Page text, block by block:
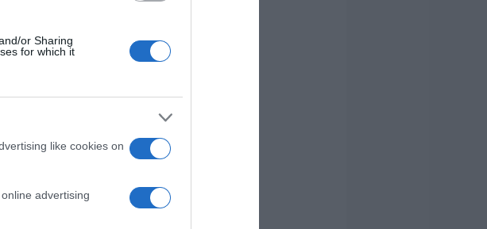
or Sharing
for which it
like cookies on
advertising